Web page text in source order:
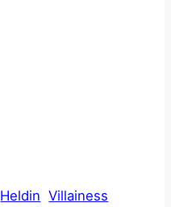
Heldin Villainess